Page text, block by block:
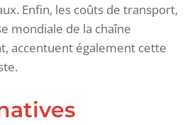
Enfin, les coûts de transport,
mondiale de la chaîne
accentuent également cette